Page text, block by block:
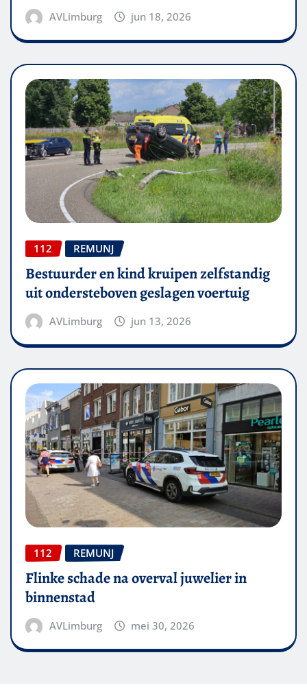
AVLimburg jun 18, 2026
112 REMUNJ
Bestuurder en kind kruipen zelfstandig
uit ondersteboven geslagen voertuig
AVLimburg jun 13, 2026
112 REMUNJ
Flinke schade na overval juwelier in
binnenstad
AVLimburg mei 30, 2026